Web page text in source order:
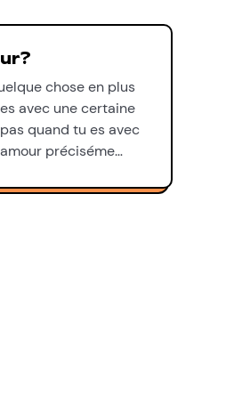
chose en plus
avec une certaine
quand tu es avec
préciséme…